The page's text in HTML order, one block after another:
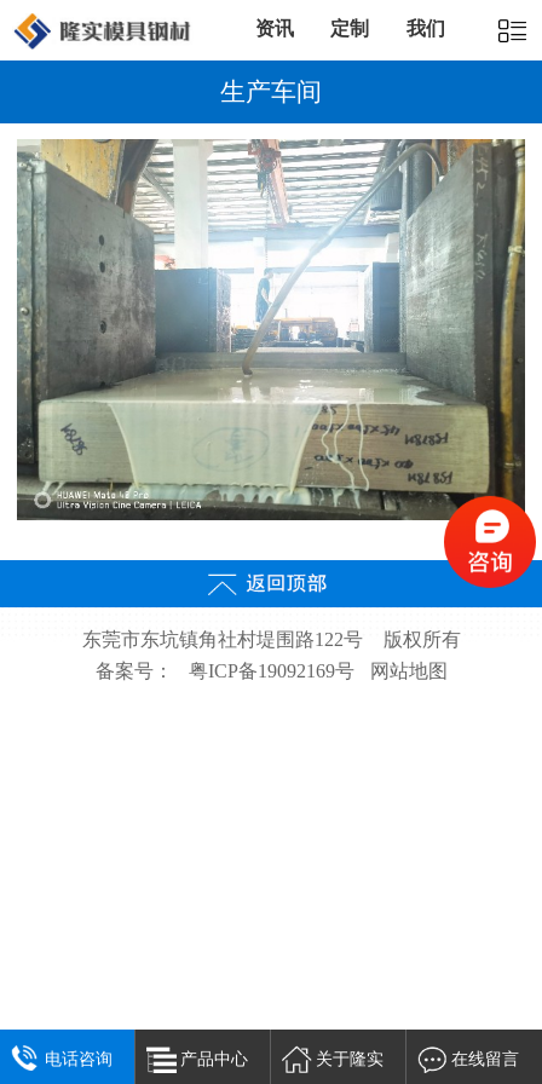
资讯 定制 我们
生产车间
东莞市东坑镇角社村堤围路122号
版权所有
备案号：
粤ICP备19092169号 网站地图
电话咨询 产品中心 关于隆实 在线留言